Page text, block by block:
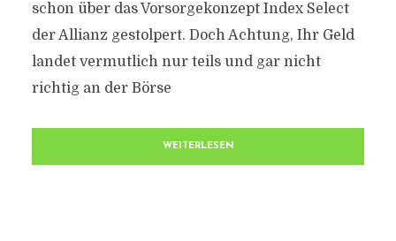
schon über das Vorsorgekonzept Index Select
der Allianz gestolpert. Doch Achtung, Ihr Geld
landet vermutlich nur teils und gar nicht
richtig an der Börse
WEITERLESEN